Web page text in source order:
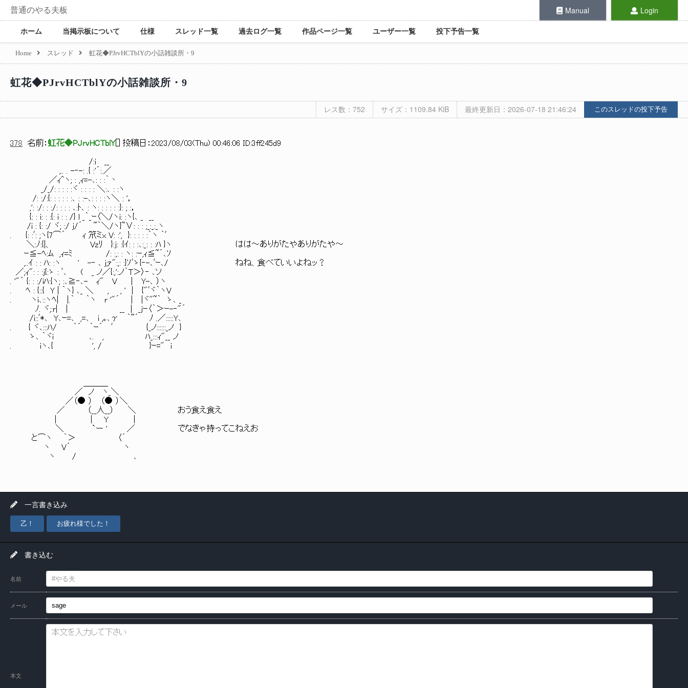
普通のやる夫板 Manual Login
ホーム 当掲示板について 仕様 スレッド一覧 過去ログ一覧 作品ページ一覧 ユーザー一覧 投下予告一覧
Home スレッド 虹花◆PJrvHCTblYの小話雑談所・9
虹花◆PJrvHCTblYの小話雑談所・9
レス数：752 サイズ：1109.84 KiB 最終更新日：2026-07-18 21:46:24 このスレッドの投下予告
378 名前： 虹花◆PJrvHCTblY[ ] 投稿日： 2023/08/03(Thu) 00:46:06 ID:3ff245d9
/:i __
,.. . -‐-: .{ :'´:.／
／ｨ^ヽ; : ,ｨ=-､: : :｀丶
_/_/: : : : :ヾ : : : : ＼:､ : :ヽ
/: :/:{: : : : : :､ : :-､: : : :ヽ＼ : '，
,': :/: : :/: : : : ､:ﾄ､ : ヽ: : : : : :}: ; :，
{: : i: : :{: i : : /} l _｀_ｰ〈＼/ヽi: :ヽ{､ _ __
/i : {: :/ ヾ; :/ j/´ ~｀＼/ヽ}~∨: : : ;_:_:_ヽ
. {: :ﾞ: ;ヽ{7⌒｀ ｨ 笊ミx V: :', }: : : : :｀ヽ ｀ﾞ
＼:ﾉ:{|、 Vzﾘ }:j: :{ｲ: : :､:_: : :ﾊ }ヽ はは～ありがたやありがたや～
ｰ≦-ﾍ:ﾑ ,ｨ=ﾐ /: :,: : ヽ: :ｰ,ｨ≦~´､ｿ
,..ｲ : : ﾊ: :ヽ ' -‐ ､ j;ｧ":,: :}ｿﾞゝ{‐-､ﾞｰ､/ ねね、食べていいよねッ？
／;ｨ": : :j{:ゝ : ﾞ､ ( _ ノ／{:,':ノ｀T＞〉‐ ､ソ
. '"´ {: : :/iﾊ:{ヽ; :､≧‐､- ｨ" V | Y-､ ）ヽ
. ﾍ : {::{ Y | ｀ヽ} ､_ ＼ , , ' | {"ﾞヾ｀ヽV
. ヽi､::ヽﾍ| |.｀ ｀ヽ r '"´ | |ヾ"~｀ ゝ､ _
ﾉ. ヾ;:r| | __ | _jｰ〈｀＞ｰ-‐"´
/i::ﾞ*､ Y､ｰ=､ ,=､ i ,｡､γ ｀~´ ﾉ .／:::::Y､
. { ヾ､:::ﾊ/ ｀´ ｀ｰ´ ﾞ {_ノ::::::_ノ }
ゝ､ ｀ヾi ､. , ﾊ_:::ｨ"__ ノ
. iヽ､{ ', / }ｰ=" i
／ ノ ヽ_＼
／（● ） （● ）＼
／ （__人__） ＼ おう食え食え
| | Y |
＼ `ー ' ／ でなきゃ持ってこねえお
と⌒ヽ ｀＞ 〈´
ヽ V´ ヽ
ヽ / ､
一言書き込み
乙！ お疲れ様でした！
書き込む
名前
メール
本文